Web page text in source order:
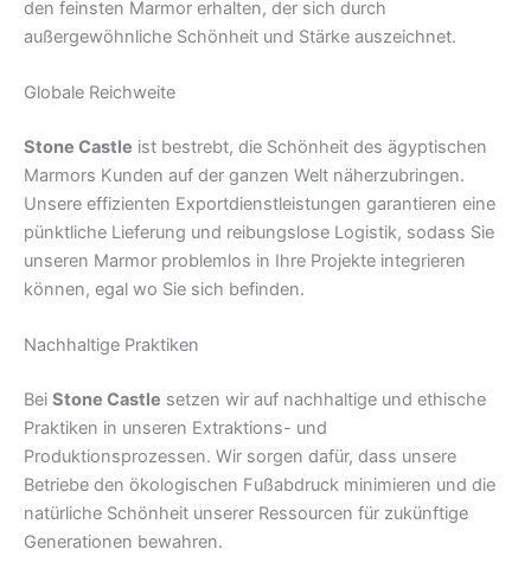
den feinsten Marmor erhalten, der sich durch
außergewöhnliche Schönheit und Stärke auszeichnet.
Globale Reichweite
Stone Castle ist bestrebt, die Schönheit des ägyptischen
Marmors Kunden auf der ganzen Welt näherzubringen.
Unsere effizienten Exportdienstleistungen garantieren eine
pünktliche Lieferung und reibungslose Logistik, sodass Sie
unseren Marmor problemlos in Ihre Projekte integrieren
können, egal wo Sie sich befinden.
Nachhaltige Praktiken
Bei Stone Castle setzen wir auf nachhaltige und ethische
Praktiken in unseren Extraktions- und
Produktionsprozessen. Wir sorgen dafür, dass unsere
Betriebe den ökologischen Fußabdruck minimieren und die
natürliche Schönheit unserer Ressourcen für zukünftige
Generationen bewahren.